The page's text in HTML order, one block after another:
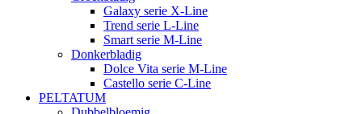
Galaxy serie X-Line
Trend serie L-Line
Smart serie M-Line
Donkerbladig
Dolce Vita serie M-Line
Castello serie C-Line
PELTATUM